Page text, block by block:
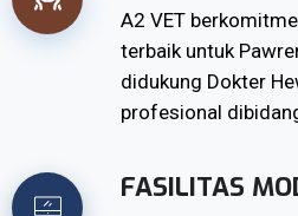
A2 VET
terbaik untuk
didukung Dokter
profesional
FASILITAS